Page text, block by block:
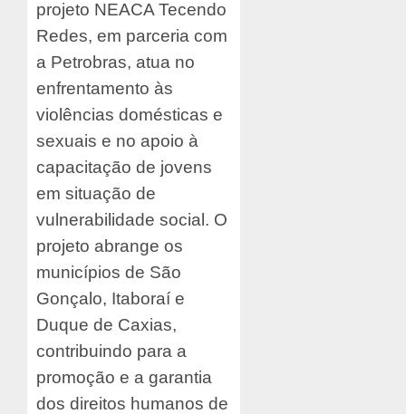
projeto NEACA Tecendo
Redes, em parceria com
a Petrobras, atua no
enfrentamento às
violências domésticas e
sexuais e no apoio à
capacitação de jovens
em situação de
vulnerabilidade social. O
projeto abrange os
municípios de São
Gonçalo, Itaboraí e
Duque de Caxias,
contribuindo para a
promoção e a garantia
dos direitos humanos de